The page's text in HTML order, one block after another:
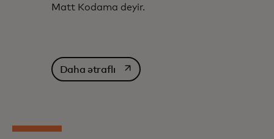
Matt Kodama deyir.
Daha ətraflıopens in a new tab